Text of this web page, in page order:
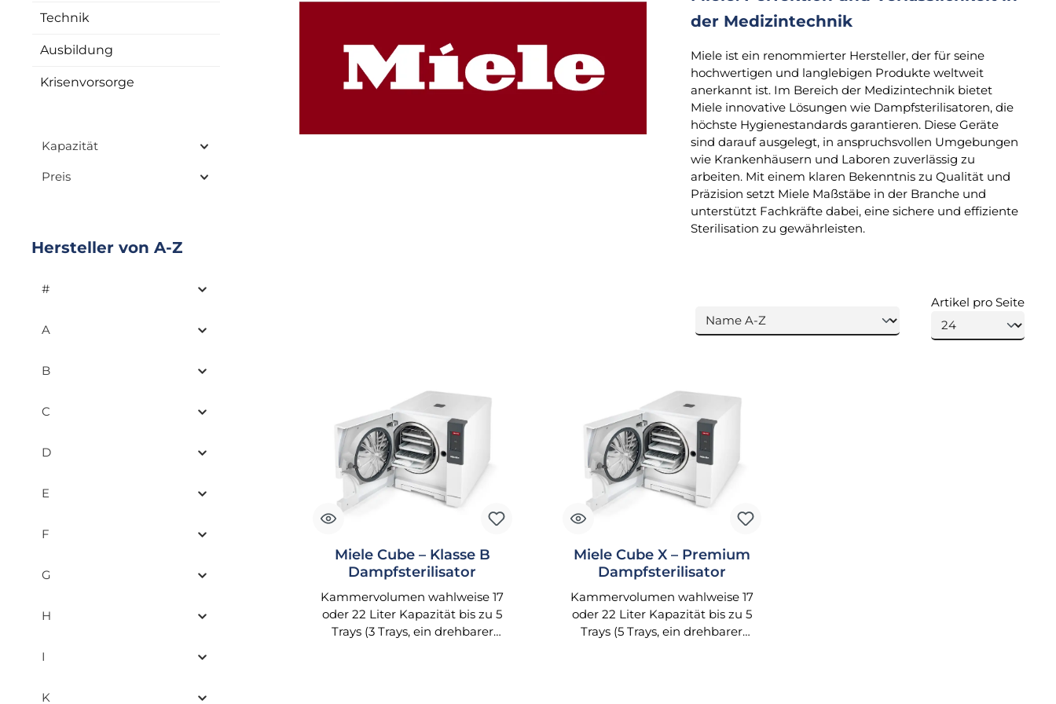
Technik
Ausbildung
Krisenvorsorge
Kapazität
Preis
Hersteller von A-Z
#
A
B
C
D
E
F
G
H
I
K
der Medizintechnik
Miele ist ein renommierter Hersteller, der für seine
hochwertigen und langlebigen Produkte weltweit
anerkannt ist. Im Bereich der Medizintechnik bietet
Miele innovative Lösungen wie Dampfsterilisatoren, die
höchste Hygienestandards garantieren. Diese Geräte
sind darauf ausgelegt, in anspruchsvollen Umgebungen
wie Krankenhäusern und Laboren zuverlässig zu
arbeiten. Mit einem klaren Bekenntnis zu Qualität und
Präzision setzt Miele Maßstäbe in der Branche und
unterstützt Fachkräfte dabei, eine sichere und effiziente
Sterilisation zu gewährleisten.
Artikel pro Seite
Miele Cube – Klasse B
Dampfsterilisator
Kammervolumen wahlweise 17
oder 22 Liter Kapazität bis zu 5
Trays (3 Trays, ein drehbarer
Miele Cube X – Premium
Dampfsterilisator
Kammervolumen wahlweise 17
oder 22 Liter Kapazität bis zu 5
Trays (5 Trays, ein drehbarer